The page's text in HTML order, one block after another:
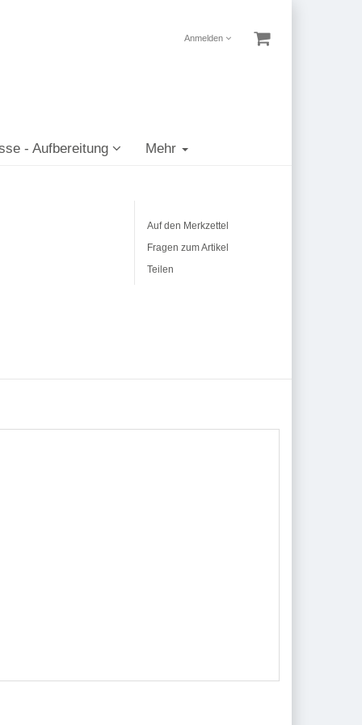
Anmelden
- Aufbereitung Mehr
Auf den Merkzettel
Fragen zum Artikel
Teilen